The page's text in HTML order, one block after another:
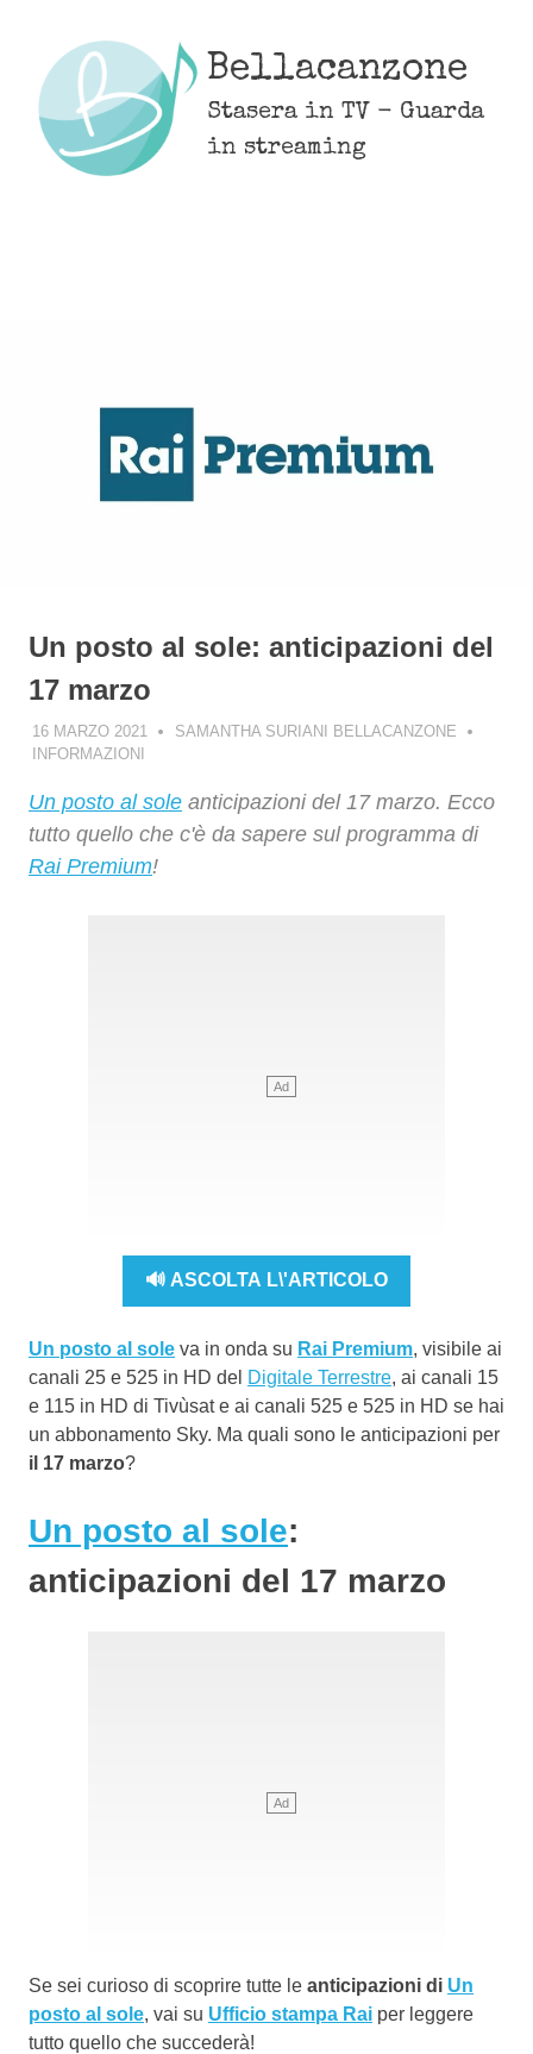
content
Bellacanzone
Stasera in TV - Guarda
in streaming
Un posto al sole: anticipazioni del
17 marzo
16 MARZO 2021
SAMANTHA SURIANI BELLACANZONE
INFORMAZIONI
Un posto al sole anticipazioni del 17 marzo. Ecco
tutto quello che c'è da sapere sul programma di
Rai Premium!
🔊 ASCOLTA L\'ARTICOLO
Un posto al sole va in onda su Rai Premium, visibile ai
canali 25 e 525 in HD del Digitale Terrestre, ai canali 15
e 115 in HD di Tivùsat e ai canali 525 e 525 in HD se hai
un abbonamento Sky. Ma quali sono le anticipazioni per
il 17 marzo?
Un posto al sole:
anticipazioni del 17 marzo
Se sei curioso di scoprire tutte le anticipazioni di Un
posto al sole, vai su Ufficio stampa Rai per leggere
tutto quello che succederà!